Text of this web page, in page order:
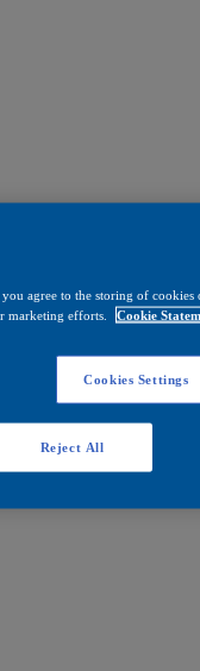
agree to the storing of
marketing efforts.
Cookie
Cookies Settings
Reject All